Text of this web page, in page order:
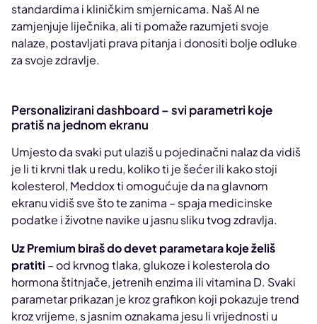
standardima i kliničkim smjernicama. Naš AI ne
zamjenjuje liječnika, ali ti pomaže razumjeti svoje
nalaze, postavljati prava pitanja i donositi bolje odluke
za svoje zdravlje.
Personalizirani dashboard – svi parametri koje
pratiš na jednom ekranu
Umjesto da svaki put ulaziš u pojedinačni nalaz da vidiš
je li ti krvni tlak u redu, koliko ti je šećer ili kako stoji
kolesterol, Meddox ti omogućuje da na glavnom
ekranu vidiš sve što te zanima – spaja medicinske
podatke i životne navike u jasnu sliku tvog zdravlja.
Uz Premium biraš do devet parametara koje želiš
pratiti – od krvnog tlaka, glukoze i kolesterola do
hormona štitnjače, jetrenih enzima ili vitamina D. Svaki
parametar prikazan je kroz grafikon koji pokazuje trend
kroz vrijeme, s jasnim oznakama jesu li vrijednosti u